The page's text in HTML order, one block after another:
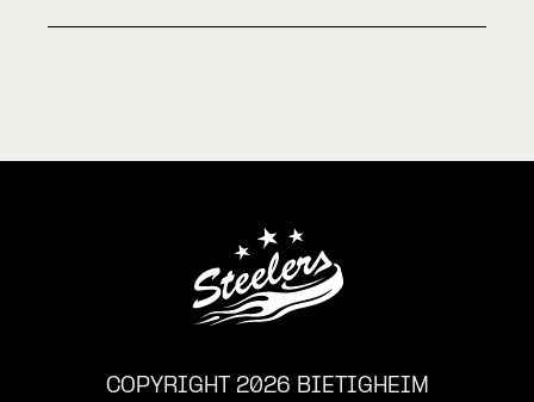
COPYRIGHT 2026 BIETIGHEIM